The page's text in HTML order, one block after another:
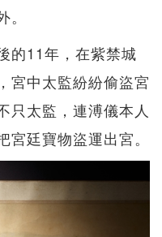
的11年，在紫禁城
宮中太監紛紛偷盜宮
只太監，連溥儀本人
廷寶物盜運出宮。